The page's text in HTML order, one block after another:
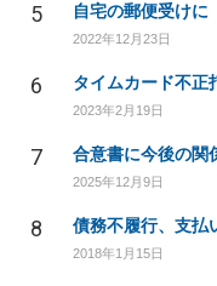
5
2022年12月23日
6 タイムカード不正
2023年2月19日
7 合意書に今後の関
2025年12月9日
8 債務不履行、支払
2018年1月15日